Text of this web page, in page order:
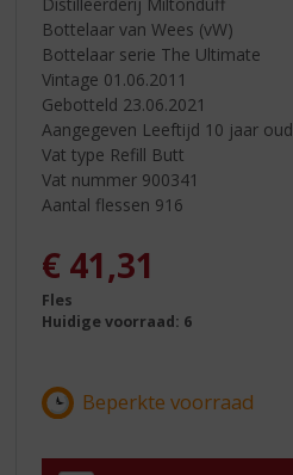
Bottelaar van Wees (vW)
Bottelaar serie The Ultimate
Vintage 01.06.2011
Gebotteld 23.06.2021
Aangegeven Leeftijd 10 jaar oud
Vat type Refill Butt
Vat nummer 900341
Aantal flessen 916
€ 41,31
Fles
Huidige voorraad: 6